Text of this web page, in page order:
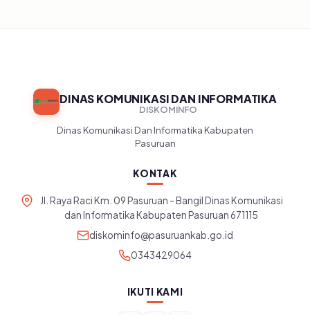
DINAS KOMUNIKASI DAN INFORMATIKA
DISKOMINFO
Dinas Komunikasi Dan Informatika Kabupaten
Pasuruan
KONTAK
Jl. Raya Raci Km. 09 Pasuruan - Bangil Dinas Komunikasi
dan Informatika Kabupaten Pasuruan 671115
diskominfo@pasuruankab.go.id
0343429064
IKUTI KAMI